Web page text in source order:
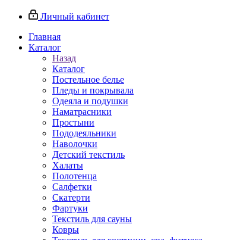
Личный кабинет
Главная
Каталог
Назад
Каталог
Постельное белье
Пледы и покрывала
Одеяла и подушки
Наматрасники
Простыни
Пододеяльники
Наволочки
Детский текстиль
Халаты
Полотенца
Салфетки
Скатерти
Фартуки
Текстиль для сауны
Ковры